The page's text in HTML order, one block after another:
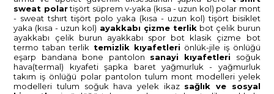
sweat polar ti̇şört süprem v-yaka (kisa - uzun kol) polar mont
- sweat tshirt ti̇şört polo yaka (kisa - uzun kol) ti̇şört bi̇si̇klet
yaka (kisa - uzun kol) ayakkabi çi̇zme terli̇k bot çeli̇k burun
ayakkabi çeli̇k burun
ayakkabi spor bot klasi̇k çi̇zme
bot
termo taban terli̇k temi̇zli̇k kiyafetleri̇ önlük-ji̇le i̇ş önlüğü
eşarp bandana bone
pantolon sanayi̇ kiyafetleri̇
soğuk
hava(termal) kiyafeti̇ şapka baret
yağmurluk - yağmurluk
takim i̇ş önlüğü polar pantolon tulum mont modelleri̇ yelek
modelleri̇ tulum soğuk havayelek i̇kaz sağlik ve sosyal